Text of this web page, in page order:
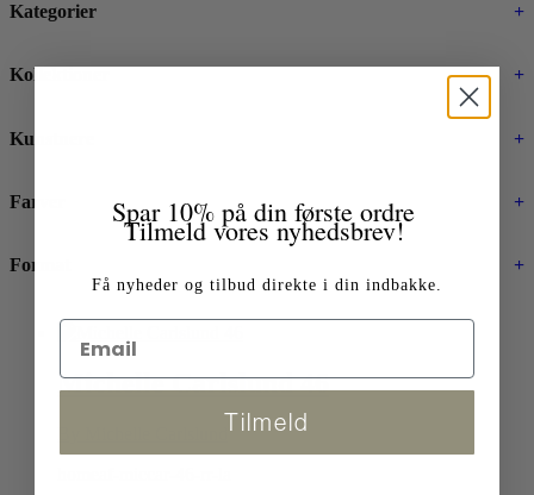
Kategorier +
Kollektioner +
Kunstnere +
Farver +
Format +
Michelle Carlslund 46
Spar 10% på din første ordre
Tilmeld vores nyhedsbrev!
Få nyheder og tilbud direkte i din indbakke.
Tilmeld